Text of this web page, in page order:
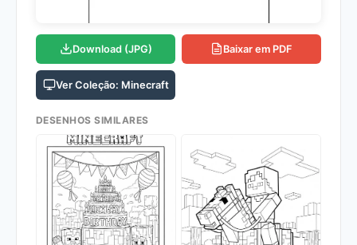
Download (JPG) Baixar em PDF
Ver Coleção: Minecraft
DESENHOS SIMILARES